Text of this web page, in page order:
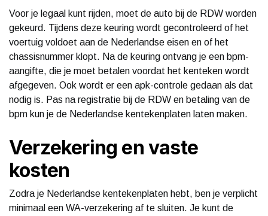
Voor je legaal kunt rijden, moet de auto bij de RDW worden
gekeurd. Tijdens deze keuring wordt gecontroleerd of het
voertuig voldoet aan de Nederlandse eisen en of het
chassisnummer klopt. Na de keuring ontvang je een bpm-
aangifte, die je moet betalen voordat het kenteken wordt
afgegeven. Ook wordt er een apk-controle gedaan als dat
nodig is. Pas na registratie bij de RDW en betaling van de
bpm kun je de Nederlandse kentekenplaten laten maken.
Verzekering en vaste
kosten
Zodra je Nederlandse kentekenplaten hebt, ben je verplicht
minimaal een WA-verzekering af te sluiten. Je kunt de